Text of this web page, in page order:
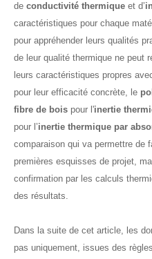
de conductivité thermique et d’
caractéristiques pour chaque
pour appréhender leurs qualités
de leur qualité thermique ne peut
leurs caractéristiques propres
pour leur efficacité concrète, le
fibre de bois pour l'inertie
pour l’inertie thermique par
comparaison qui va permettre de
premières esquisses de projet,
confirmation par les calculs
des résultats.
Dans la suite de cet article, les
pas uniquement, issues des